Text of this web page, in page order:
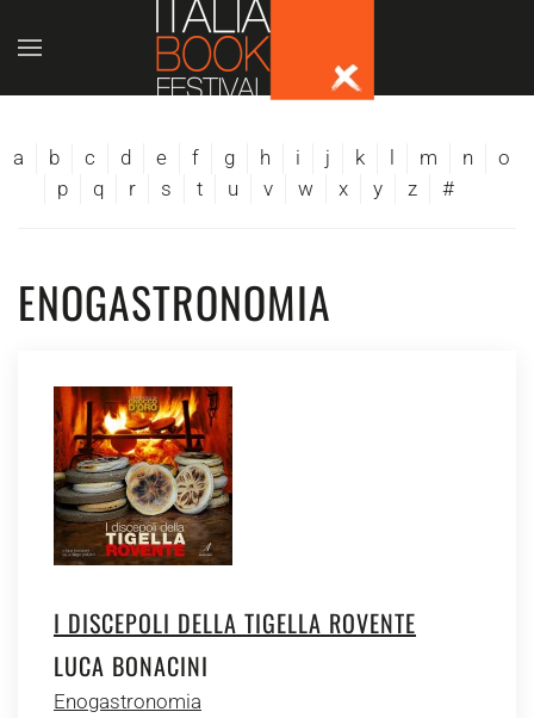
Skip to main content
a b c d e f g h i j k m n
o
p
q r s t u v w x y z #
ENOGASTRONOMIA
I DISCEPOLI DELLA TIGELLA ROVENTE
LUCA BONACINI
Enogastronomia